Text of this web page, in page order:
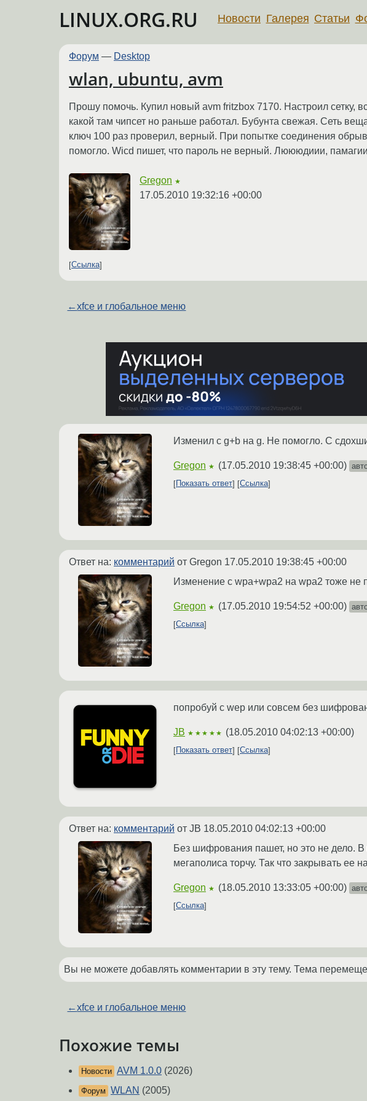
LINUX.ORG.RU Новости Галерея Статьи
Форум — Desktop
wlan, ubuntu, avm
Прошу помочь. Купил новый avm fritzbox 7170. Настроил сетку,
какой там чипсет но раньше работал. Бубунта свежая. Сеть
ключ 100 раз проверил, верный. При попытке соединения
помогло. Wicd пишет, что пароль не верный. Люююдиии,
Gregon ★
17.05.2010 19:32:16 +00:00
Ссылка
←xfce и глобальное меню
Изменил с g+b на g. Не помогло. С
Gregon ★ (17.05.2010 19:38:45 +00:00)
Показать ответ
Ссылка
Ответ на: комментарий от Gregon 17.05.2010 19:38:45 +00:00
Изменение с wpa+wpa2 на wpa2 тоже не
Gregon ★ (17.05.2010 19:54:52 +00:00)
Ссылка
попробуй с wep или совсем без
JB ★★★★★ (18.05.2010 04:02:13 +00:00)
Показать ответ Ссылка
Ответ на: комментарий от JB 18.05.2010 04:02:13 +00:00
Без шифрования пашет, но это не дело. В
мегаполиса торчу. Так что закрывать ее
Gregon ★ (18.05.2010 13:33:05 +00:00)
Ссылка
Вы не можете добавлять комментарии в эту тему. Тема
←xfce и глобальное меню
Похожие темы
Новости AVM 1.0.0 (2026)
Форум WLAN (2005)